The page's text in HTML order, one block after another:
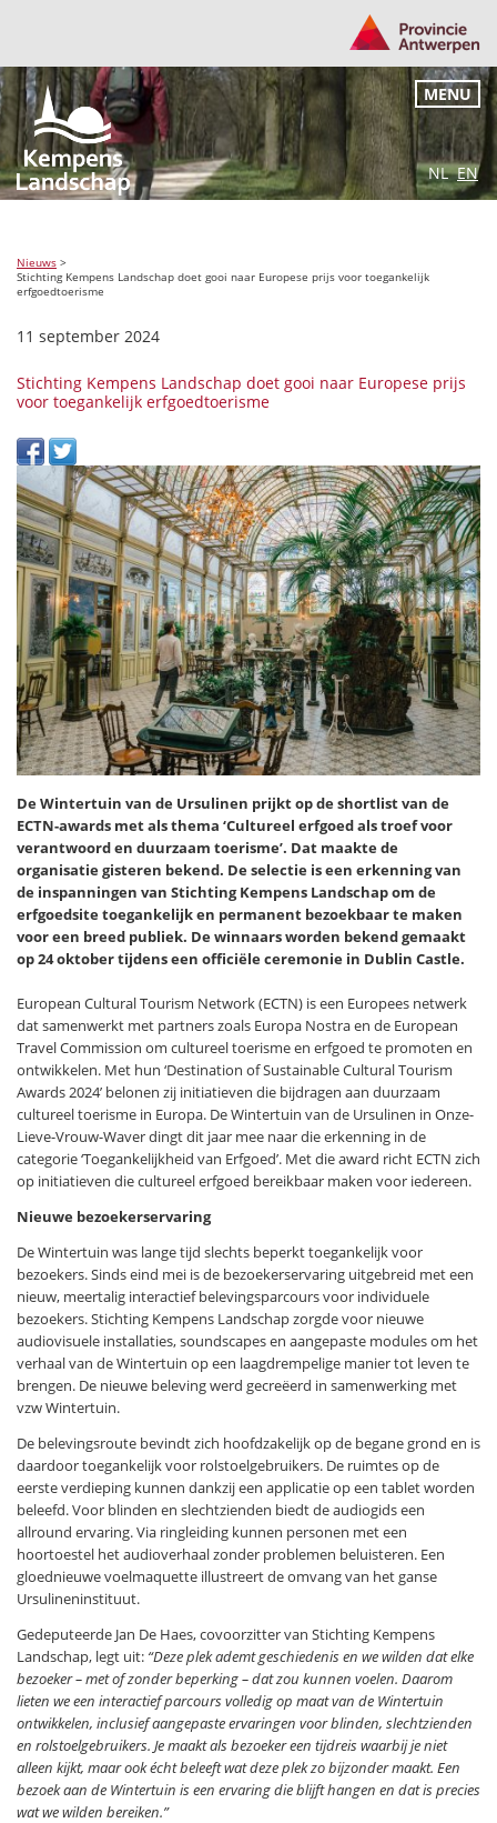
NL EN
MENU
Nieuws >
Stichting Kempens Landschap doet gooi naar Europese prijs voor toegankelijk
erfgoedtoerisme
11 september 2024
Stichting Kempens Landschap doet gooi naar Europese prijs
voor toegankelijk erfgoedtoerisme
De Wintertuin van de Ursulinen prijkt op de shortlist van de
ECTN-awards met als thema ‘Cultureel erfgoed als troef voor
verantwoord en duurzaam toerisme’. Dat maakte de
organisatie gisteren bekend. De selectie is een erkenning van
de inspanningen van Stichting Kempens Landschap om de
erfgoedsite toegankelijk en permanent bezoekbaar te maken
voor een breed publiek. De winnaars worden bekend gemaakt
op 24 oktober tijdens een officiële ceremonie in Dublin Castle.
European Cultural Tourism Network (ECTN) is een Europees netwerk
dat samenwerkt met partners zoals Europa Nostra en de European
Travel Commission om cultureel toerisme en erfgoed te promoten en
ontwikkelen. Met hun ‘Destination of Sustainable Cultural Tourism
Awards 2024’ belonen zij initiatieven die bijdragen aan duurzaam
cultureel toerisme in Europa. De Wintertuin van de Ursulinen in Onze-
Lieve-Vrouw-Waver dingt dit jaar mee naar die erkenning in de
categorie ‘Toegankelijkheid van Erfgoed’. Met die award richt ECTN zich
op initiatieven die cultureel erfgoed bereikbaar maken voor iedereen.
Nieuwe bezoekerservaring
De Wintertuin was lange tijd slechts beperkt toegankelijk voor
bezoekers. Sinds eind mei is de bezoekerservaring uitgebreid met een
nieuw, meertalig interactief belevingsparcours voor individuele
bezoekers. Stichting Kempens Landschap zorgde voor nieuwe
audiovisuele installaties, soundscapes en aangepaste modules om het
verhaal van de Wintertuin op een laagdrempelige manier tot leven te
brengen. De nieuwe beleving werd gecreëerd in samenwerking met
vzw Wintertuin.
De belevingsroute bevindt zich hoofdzakelijk op de begane grond en is
daardoor toegankelijk voor rolstoelgebruikers. De ruimtes op de
eerste verdieping kunnen dankzij een applicatie op een tablet worden
beleefd. Voor blinden en slechtzienden biedt de audiogids een
allround ervaring. Via ringleiding kunnen personen met een
hoortoestel het audioverhaal zonder problemen beluisteren. Een
gloednieuwe voelmaquette illustreert de omvang van het ganse
Ursulineninstituut.
Gedeputeerde Jan De Haes, covoorzitter van Stichting Kempens
Landschap, legt uit: “Deze plek ademt geschiedenis en we wilden dat elke
bezoeker – met of zonder beperking – dat zou kunnen voelen. Daarom
lieten we een interactief parcours volledig op maat van de Wintertuin
ontwikkelen, inclusief aangepaste ervaringen voor blinden, slechtzienden
en rolstoelgebruikers. Je maakt als bezoeker een tijdreis waarbij je niet
alleen kijkt, maar ook écht beleeft wat deze plek zo bijzonder maakt. Een
bezoek aan de Wintertuin is een ervaring die blijft hangen en dat is precies
wat we wilden bereiken.”